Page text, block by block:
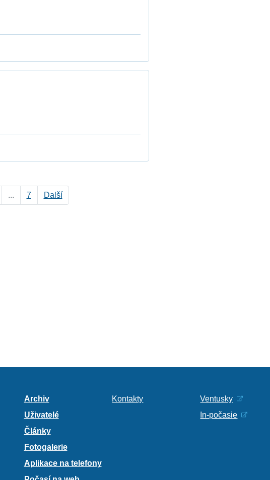
... 7 Další
Archiv
Uživatelé
Články
Fotogalerie
Aplikace na telefony
Kontakty
Ventusky
In-počasie